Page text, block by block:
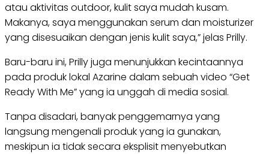
atau aktivitas outdoor, kulit saya mudah kusam.
Makanya, saya menggunakan serum dan moisturizer
yang disesuaikan dengan jenis kulit saya,” jelas Prilly.
Baru-baru ini, Prilly juga menunjukkan kecintaannya
pada produk lokal Azarine dalam sebuah video “Get
Ready With Me” yang ia unggah di media sosial.
Tanpa disadari, banyak penggemarnya yang
langsung mengenali produk yang ia gunakan,
meskipun ia tidak secara eksplisit menyebutkan